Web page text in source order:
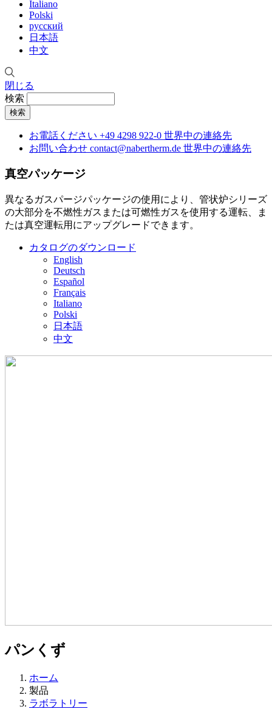
Italiano
Polski
русский
日本語
中文
閉じる
検索
お電話ください +49 4298 922-0 世界中の連絡先
お問い合わせ contact@nabertherm.de 世界中の連絡先
真空パッケージ
異なるガスパージパッケージの使用により、管状炉シリーズ
の大部分を不燃性ガスまたは可燃性ガスを使用する運転、ま
たは真空運転用にアップグレードできます。
カタログのダウンロード
English
Deutsch
Español
Français
Italiano
Polski
日本語
中文
パンくず
ホーム
製品
ラボラトリー